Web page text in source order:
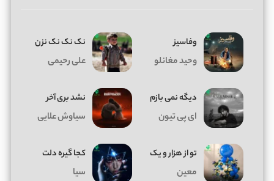
وفاسیز
وحید مغانلو
نک نک نک نزن
علی رحیمی
دیگه نمی بازم
ای پی تیون
نشد بری آخر
سیاوش علایی
تو از هزار و یک
معین
کجا گیره دلت
سیا